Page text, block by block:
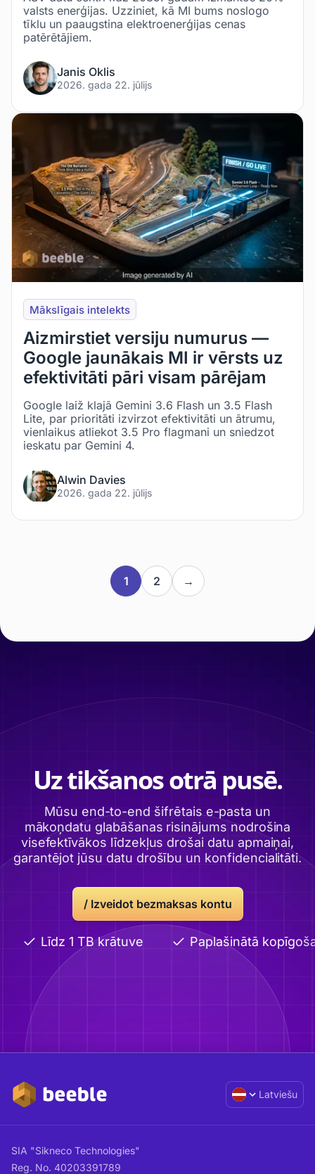
valsts enerģijas. Uzziniet, kā MI bums noslogo
tīklu un paaugstina elektroenerģijas cenas
patērētājiem.
Janis Oklis
2026. gada 22. jūlijs
Mākslīgais intelekts
Aizmirstiet versiju numurus —
Google jaunākais MI ir vērsts uz
efektivitāti pāri visam pārējam
Google laiž klajā Gemini 3.6 Flash un 3.5 Flash
Lite, par prioritāti izvirzot efektivitāti un ātrumu,
vienlaikus atliekot 3.5 Pro flagmani un sniedzot
ieskatu par Gemini 4.
Alwin Davies
2026. gada 22. jūlijs
1 2 →
Uz tikšanos otrā pusē.
Mūsu end-to-end šifrētais e-pasta un
mākoņdatu glabāšanas risinājums nodrošina
visefektīvākos līdzekļus drošai datu apmaiņai,
garantējot jūsu datu drošību un konfidencialitāti.
/ Izveidot bezmaksas kontu
Līdz 1 TB krātuve Paplašinātā
Latviešu
SIA "Sikneco Technologies"
Reg. No. 40203391789